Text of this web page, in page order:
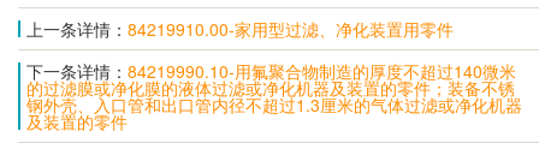
上一条详情： 84219910.00-家用型过滤、净化装置用零件
下一条详情： 84219990.10-用氟聚合物制造的厚度不超过140微米
的过滤膜或净化膜的液体过滤或净化机器及装置的零件；装备不锈
钢外壳、入口管和出口管内径不超过1.3厘米的气体过滤或净化机器
及装置的零件